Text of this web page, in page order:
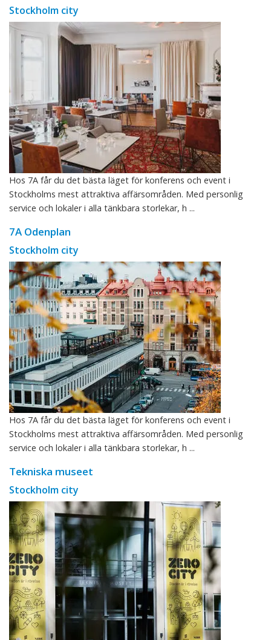
Stockholm city
Hos 7A får du det bästa läget för konferens och event i
Stockholms mest attraktiva affärsområden. Med personlig
service och lokaler i alla tänkbara storlekar, h ...
7A Odenplan
Stockholm city
Hos 7A får du det bästa läget för konferens och event i
Stockholms mest attraktiva affärsområden. Med personlig
service och lokaler i alla tänkbara storlekar, h ...
Tekniska museet
Stockholm city